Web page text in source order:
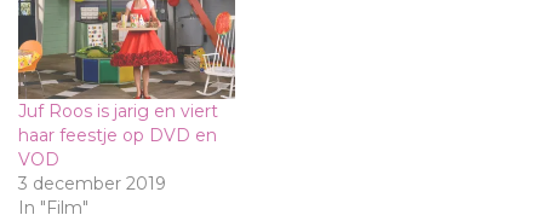
Juf Roos is jarig en viert
haar feestje op DVD en
VOD
3 december 2019
In "Film"